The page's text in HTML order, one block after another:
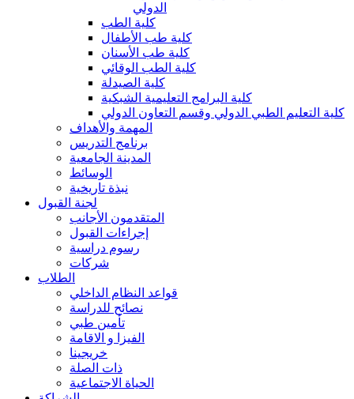
الدولي
كلية الطب
كلية طب الأطفال
كلية طب الأسنان
كلية الطب الوقائي
كلية الصيدلة
كلية البرامج التعليمية الشبكية
كلية التعليم الطبي الدولي وقسم التعاون الدولي
المهمة والأهداف
برنامج التدريس
المدينة الجامعية
الوسائط
نبذة تاريخية
لجنة القبول
المتقدمون الأجانب
إجراءات القبول
رسوم دراسية
شركات
الطلاب
قواعد النظام الداخلي
نصائح للدراسة
تأمين طبي
الفيزا و الاقامة
خريجينا
ذات الصلة
الحياة الاجتماعية